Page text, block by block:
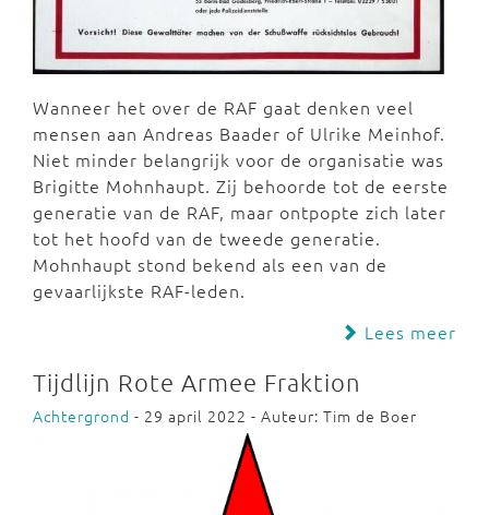
Wanneer het over de RAF gaat denken veel
mensen aan Andreas Baader of Ulrike Meinhof.
Niet minder belangrijk voor de organisatie was
Brigitte Mohnhaupt. Zij behoorde tot de eerste
generatie van de RAF, maar ontpopte zich later
tot het hoofd van de tweede generatie.
Mohnhaupt stond bekend als een van de
gevaarlijkste RAF-leden.
Lees meer
Tijdlijn Rote Armee Fraktion
Achtergrond - 29 april 2022 - Auteur: Tim de Boer